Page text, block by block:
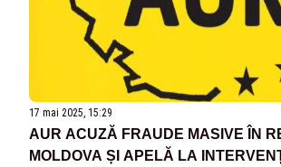
17 mai 2025, 15:29
AUR ACUZĂ FRAUDE MASIVE ÎN
MOLDOVA ȘI APELĂ LA